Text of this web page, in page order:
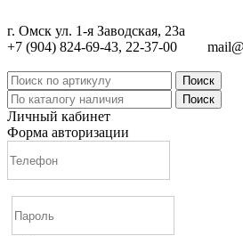
г. Омск ул. 1-я Заводская, 23а
+7 (904) 824-69-43, 22-37-00
Поиск
Поиск
Личный кабинет
Форма авторизации